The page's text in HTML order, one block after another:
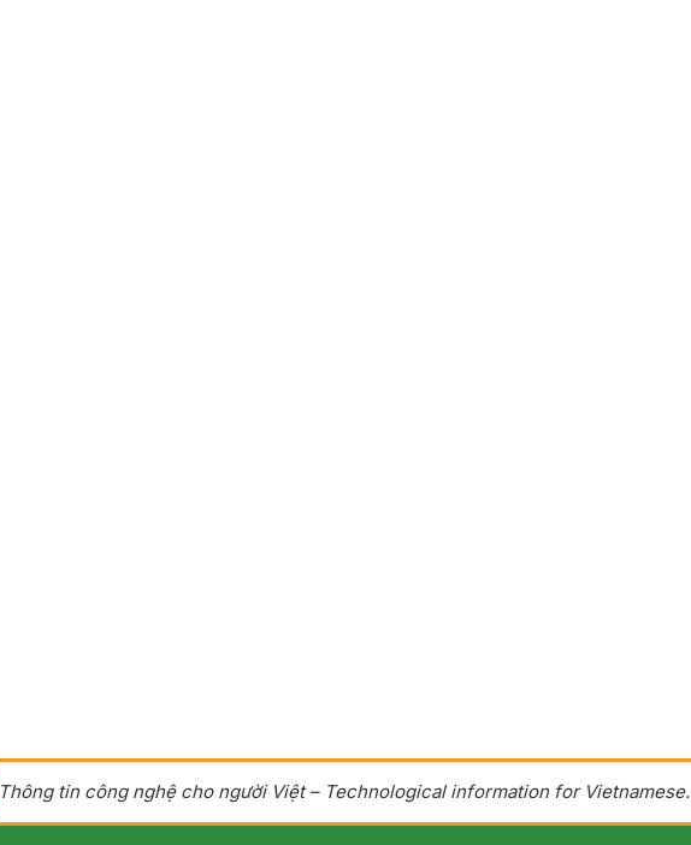
Thông tin công nghệ cho người Việt – Technological information for Vietnamese.